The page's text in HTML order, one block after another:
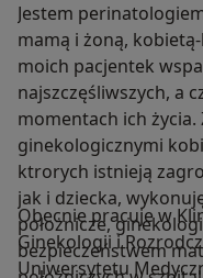
Jestem
mamą i żoną,
moich pacjentek
najszczęśliwszych, a
momentach ich
ginekologicznymi
ktrorych istnieją
jak i dziecka,
położnicze,
bezpieczeństwem
Obecnie pracuje w
Ginekologii i
Uniwersytetu